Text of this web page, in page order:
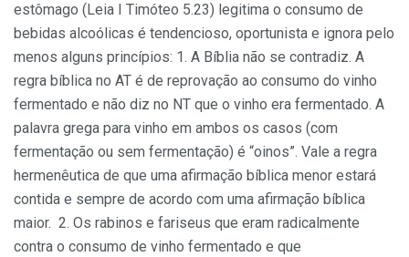
estômago (Leia I Timóteo 5.23) legitima o consumo de
bebidas alcoólicas é tendencioso, oportunista e ignora pelo
menos alguns princípios: 1. A Bíblia não se contradiz. A
regra bíblica no AT é de reprovação ao consumo do vinho
fermentado e não diz no NT que o vinho era fermentado. A
palavra grega para vinho em ambos os casos (com
fermentação ou sem fermentação) é “oinos”. Vale a regra
hermenêutica de que uma afirmação bíblica menor estará
contida e sempre de acordo com uma afirmação bíblica
maior. 2. Os rabinos e fariseus que eram radicalmente
contra o consumo de vinho fermentado e que